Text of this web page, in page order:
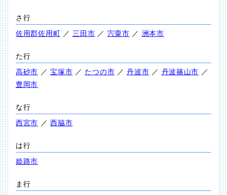
さ行
佐用郡佐用町 ／三田市 ／ 宍粟市 ／ 洲本市
た行
高砂市 ／宝塚市 ／ たつの市 ／丹波市 ／ 丹波篠山市 ／
豊岡市
な行
西宮市 ／西脇市
は行
姫路市
ま行